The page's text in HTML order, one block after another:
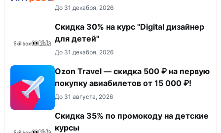
До 31 декабря, 2026
Скидка 30% на курс "Digital дизайнер
для детей"
До 31 декабря, 2026
Ozon Travel — скидка 500 ₽ на первую
покупку авиабилетов от 15 000 ₽!
До 31 августа, 2026
Скидка 35% по промокоду на детские
курсы